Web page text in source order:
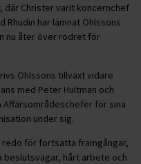
där Christer varit koncernchef
Rhudin har lämnat Ohlssons
nu åter över rodret för
Ohlssons tillväxt vidare
med Peter Hultman och
Affärsområdeschefer för sina
under sig.
för fortsatta framgångar,
beslutsvägar, hårt arbete och